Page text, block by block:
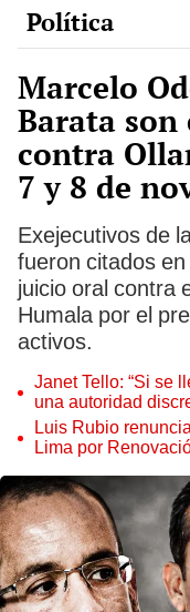
Política
Marcelo
Barata
contra
7 y 8 de
Exejecutivos de
fueron citados
juicio oral contra
Humala por el
activos.
Janet Tello: “Si se
una autoridad
judicial”
Luis Rubio
Lima por